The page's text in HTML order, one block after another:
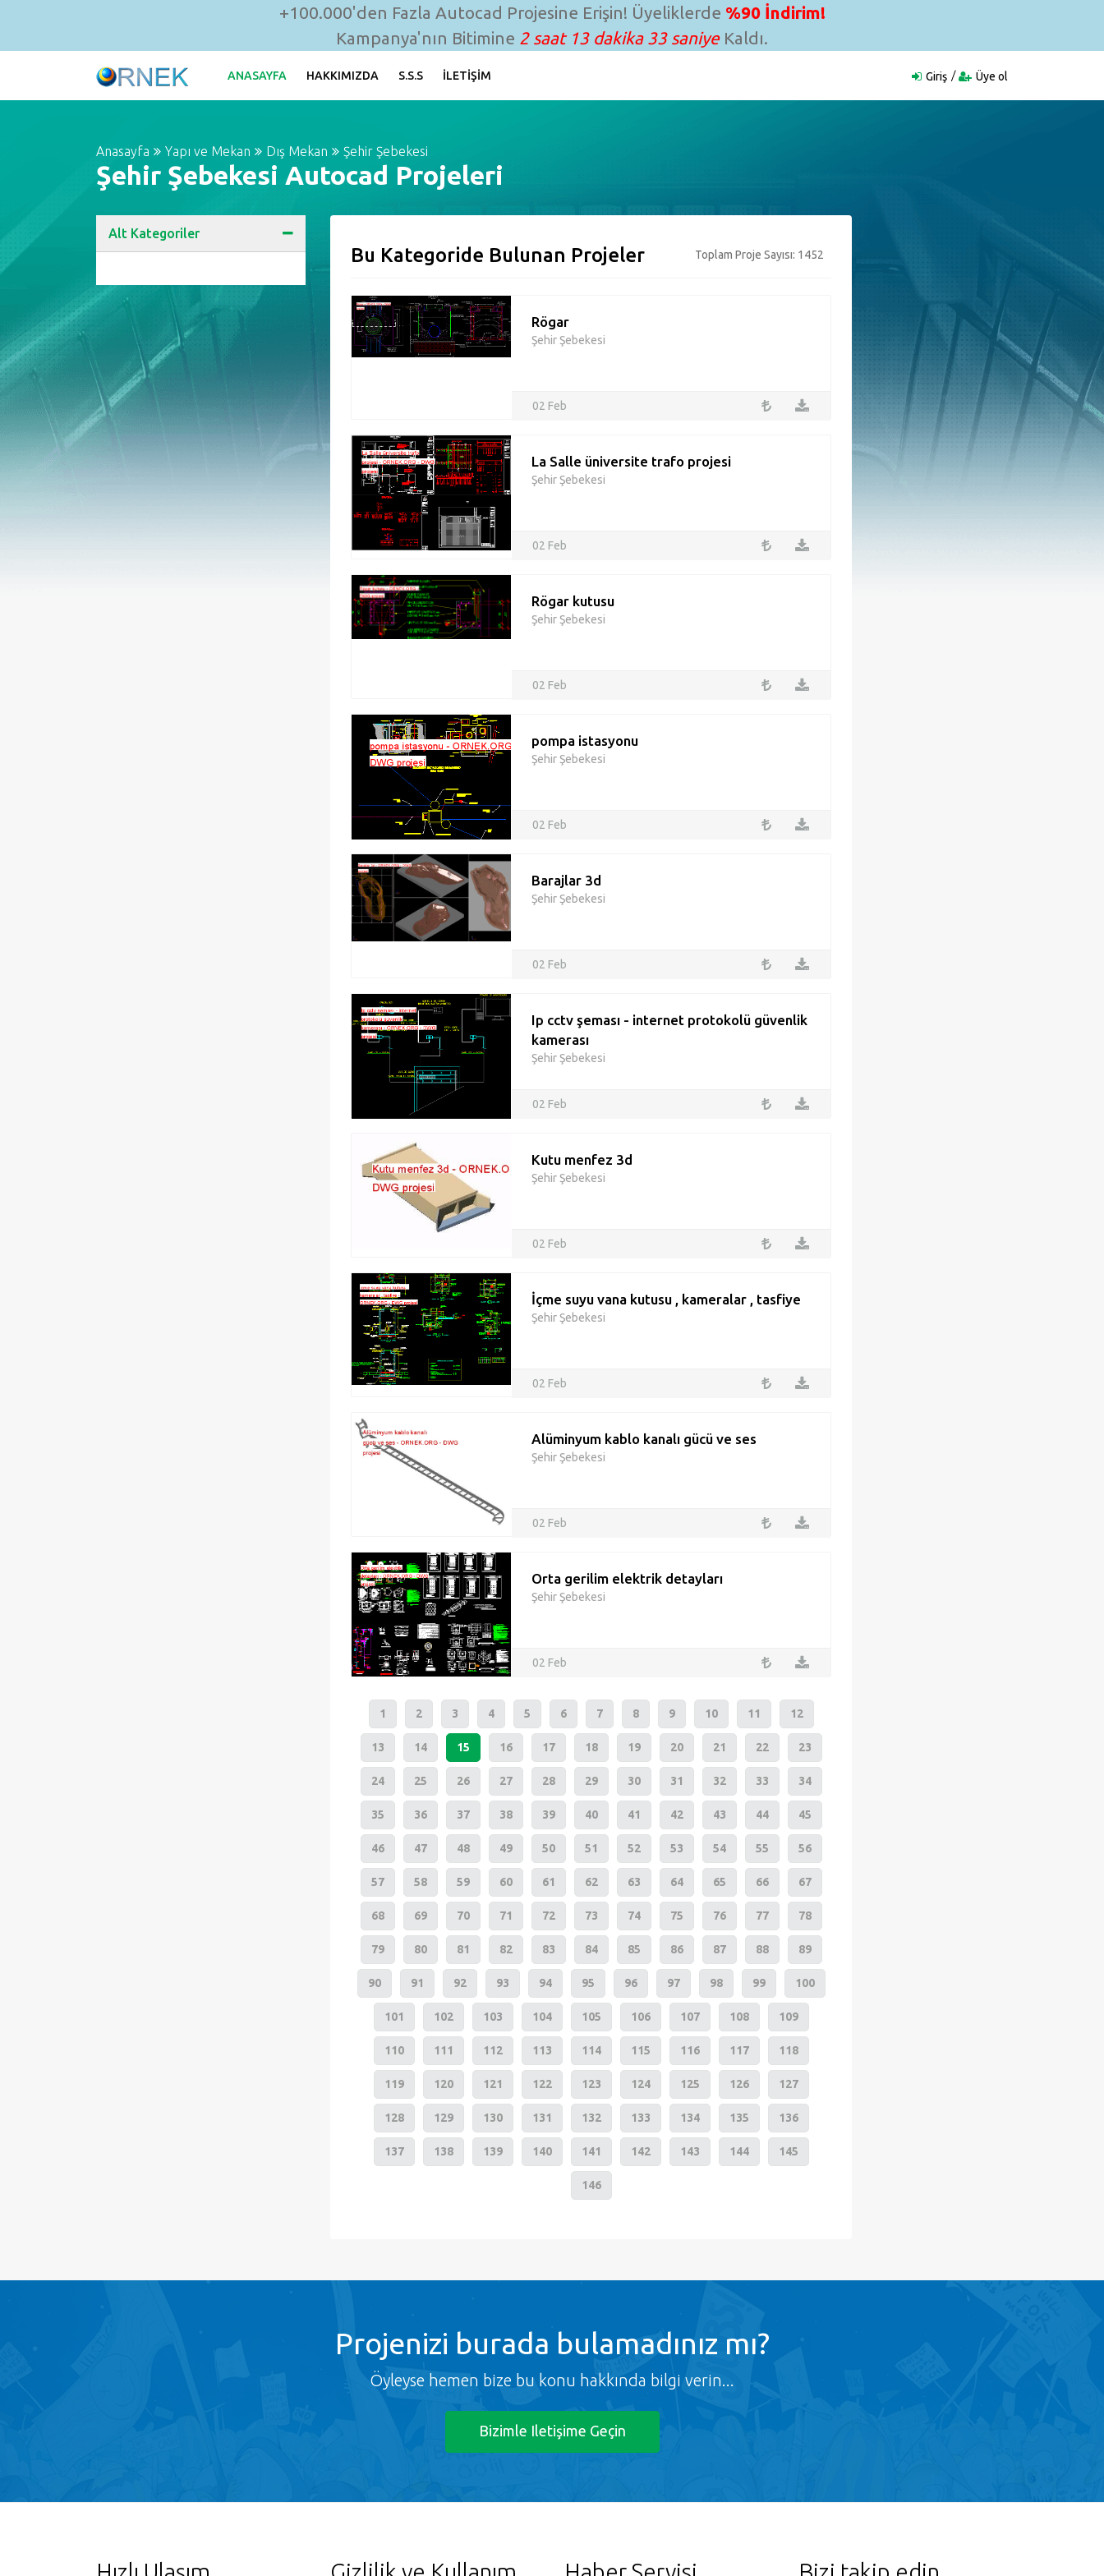
+100.000'den Fazla Autocad Projesine Erişin! Üyeliklerde %90 İndirim!
Kampanya'nın Bitimine 2 saat 13 dakika 32 saniyeKaldı.
ANASAYFA HAKKIMIZDA S.S.S İLETIŞIM Giriş Üye ol
Anasayfa Yapı ve Mekan Dış Mekan Şehir Şebekesi
Şehir Şebekesi Autocad Projeleri
Alt Kategoriler
Bu Kategoride Bulunan Projeler Toplam Proje Sayısı: 1452
Rögar
Şehir Şebekesi
02 Feb
La Salle üniversite trafo projesi
Şehir Şebekesi
02 Feb
Rögar kutusu
Şehir Şebekesi
02 Feb
pompa istasyonu
Şehir Şebekesi
02 Feb
Barajlar 3d
Şehir Şebekesi
02 Feb
Ip cctv şeması - internet protokolü güvenlik
kamerası
Şehir Şebekesi
02 Feb
Kutu menfez 3d
Şehir Şebekesi
02 Feb
İçme suyu vana kutusu , kameralar , tasfiye
Şehir Şebekesi
02 Feb
Alüminyum kablo kanalı gücü ve ses
Şehir Şebekesi
02 Feb
Orta gerilim elektrik detayları
Şehir Şebekesi
02 Feb
1 2 3 4 5 6 7 8 9 10 11 12
13 14 15 16 17 18 19 20 21 22 23
24 25 26 27 28 29 30 31 32 33 34
35 36 37 38 39 40 41 42 43 44 45
46 47 48 49 50 51 52 53 54 55 56
57 58 59 60 61 62 63 64 65 66 67
68 69 70 71 72 73 74 75 76 77 78
79 80 81 82 83 84 85 86 87 88 89
90 91 92 93 94 95 96 97 98 99 100
101 102 103 104 105 106 107 108 109
110 111 112 113 114 115 116 117 118
119 120 121 122 123 124 125 126 127
128 129 130 131 132 133 134 135 136
137 138 139 140 141 142 143 144 145
146
Projenizi burada bulamadınız mı?
Öyleyse hemen bize bu konu hakkında bilgi verin...
Bizimle Iletişime Geçin